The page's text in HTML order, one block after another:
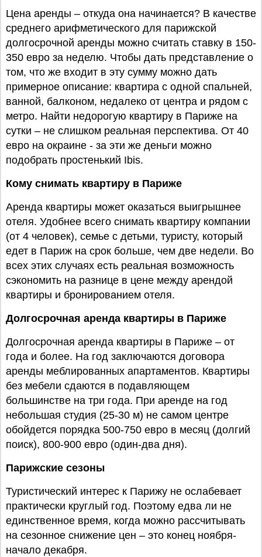
Цена аренды – откуда она начинается? В качестве
среднего арифметического для парижской
долгосрочной аренды можно считать ставку в 150-
350 евро за неделю. Чтобы дать представление о
том, что же входит в эту сумму можно дать
примерное описание: квартира с одной спальней,
ванной, балконом, недалеко от центра и рядом с
метро. Найти недорогую квартиру в Париже на
сутки – не слишком реальная перспектива. От 40
евро на окраине - за эти же деньги можно
подобрать простенький Ibis.
Кому снимать квартиру в Париже
Аренда квартиры может оказаться выигрышнее
отеля. Удобнее всего снимать квартиру компании
(от 4 человек), семье с детьми, туристу, который
едет в Париж на срок больше, чем две недели. Во
всех этих случаях есть реальная возможность
сэкономить на разнице в цене между арендой
квартиры и бронированием отеля.
Долгосрочная аренда квартиры в Париже
Долгосрочная аренда квартиры в Париже – от
года и более. На год заключаются договора
аренды меблированных апартаментов. Квартиры
без мебели сдаются в подавляющем
большинстве на три года. При аренде на год
небольшая студия (25-30 м) не самом центре
обойдется порядка 500-750 евро в месяц (долгий
поиск), 800-900 евро (один-два дня).
Парижские сезоны
Туристический интерес к Парижу не ослабевает
практически круглый год. Поэтому едва ли не
единственное время, когда можно рассчитывать
на сезонное снижение цен – это конец ноября-
начало декабря.